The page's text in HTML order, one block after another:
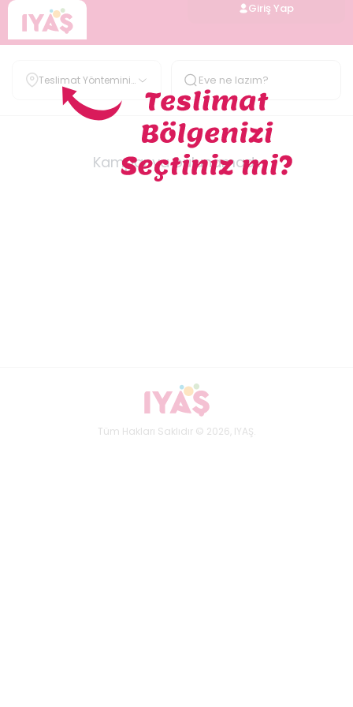
Giriş Yap
Teslimat Yöntemini
Belirle
Kampanya bulunamadı.
Tüm Hakları Saklıdır © 2026, IYAŞ.